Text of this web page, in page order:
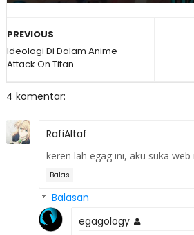
PREVIOUS
Ideologi Di Dalam Anime
Attack On Titan
4 komentar:
RafiAltaf
keren lah egag ini, aku suka web
Balas
Balasan
egagology